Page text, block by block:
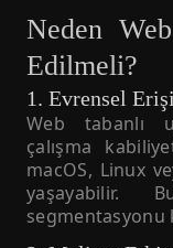
Neden
Edilmeli?
1. Evrensel
Web tabanlı
çalışma
macOS, Linux
yaşayabilir.
segmentasyonu